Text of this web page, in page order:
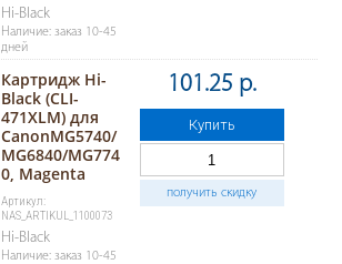
Hi-Black
Наличие: заказ 10-45
дней
Картридж Hi-
Black (CLI-
471XLM) для
CanonMG5740/
MG6840/MG774
0, Magenta
Артикул:
NAS_ARTIKUL_1100073
Hi-Black
Наличие: заказ 10-45
101.25 р.
Купить
получить скидку